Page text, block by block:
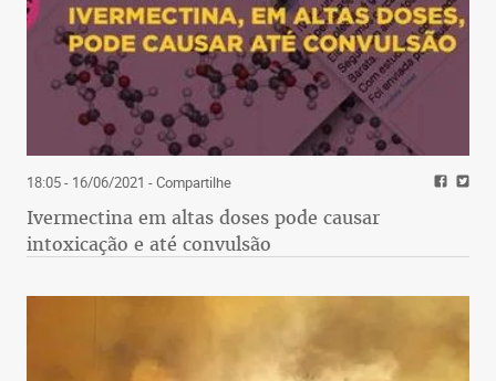
18:05 - 16/06/2021 - Compartilhe
Ivermectina em altas doses pode causar
intoxicação e até convulsão